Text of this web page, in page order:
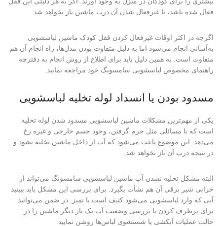
فعال شده باشد، تا غیرفعال شدن آن درب ماشین باز نخواهد شد.
اگرچه در اکثر اوقات غیرفعال کردن قفل کودک ماشین لباسشویی
به‌آسانی انجام می‌شود اما به دلیل متفاوت بودن مدل‌ها، راه انجام آن هم
متفاوت است. به همین دلیل باید برای اطلاع از روش انجام به دفترچه
راهنمای مخصوص لباسشویی سامسونگ خود مراجعه نمایید.
مسدود بودن یا انسداد لوله تخلیه لباسشویی
یکی از مهم‌ترین مشکلات ماشین لباسشویی مسدود شدن لوله تخلیه
است که با مسائلی مثل جرم گرفتن، وجود جسم خارجی و غیره رخ
می‌دهد. این موضوع باعث می‌شود که آب از داخل ماشین تخلیه نشود و
در نتیجه درب آن باز نخواهد شد.
البته مشکل تخلیه نشدن آب ماشین لباسشویی سامسونگ می‌تواند از
خرابی شیر برقی آن هم نشأت بگیرد. برای بررسی این مشکل باید ببینید
آبی که وارد لباسشویی می‌شود کثیف است یا تمیز. در ضمن می‌توانید
برای برطرف کردن یا بررسی وضعیت آب یک بار دیگر ماشین را در
حالت عملیات آبکشی یا شستشوی لباس‌ها روشن نمایید.